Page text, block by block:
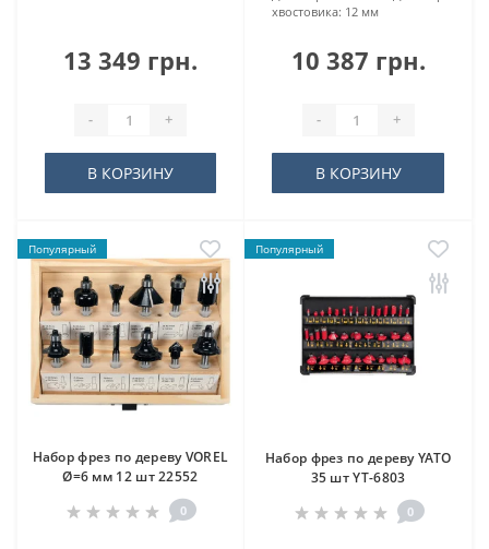
13 349 грн.
- +
В КОРЗИНУ
хвостовика: 12 мм
10 387 грн.
- +
В КОРЗИНУ
Популярный
Набор фрез по дереву VOREL
Ø=6 мм 12 шт 22552
0
Популярный
Набор фрез по дереву YATO
35 шт YT-6803
0